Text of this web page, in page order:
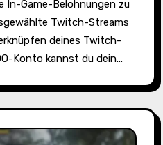
In-Game-Belohnungen zu
Twitch-Streams
deines Twitch-
Konto kannst du dein…